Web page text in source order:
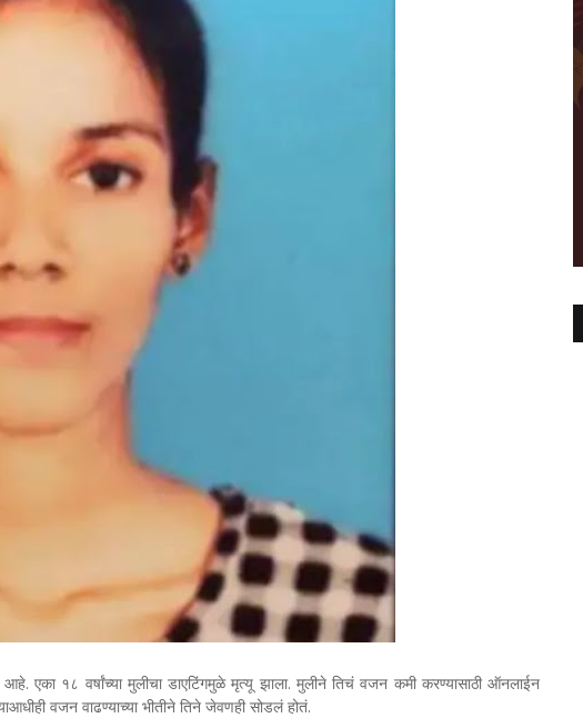
एका १८ वर्षांच्या मुलीचा डाएटिंगमुळे मृत्यू झाला. मुलीने तिचं वजन कमी करण्यासाठी ऑनलाईन
वजन वाढण्याच्या भीतीने तिने जेवणही सोडलं होतं.